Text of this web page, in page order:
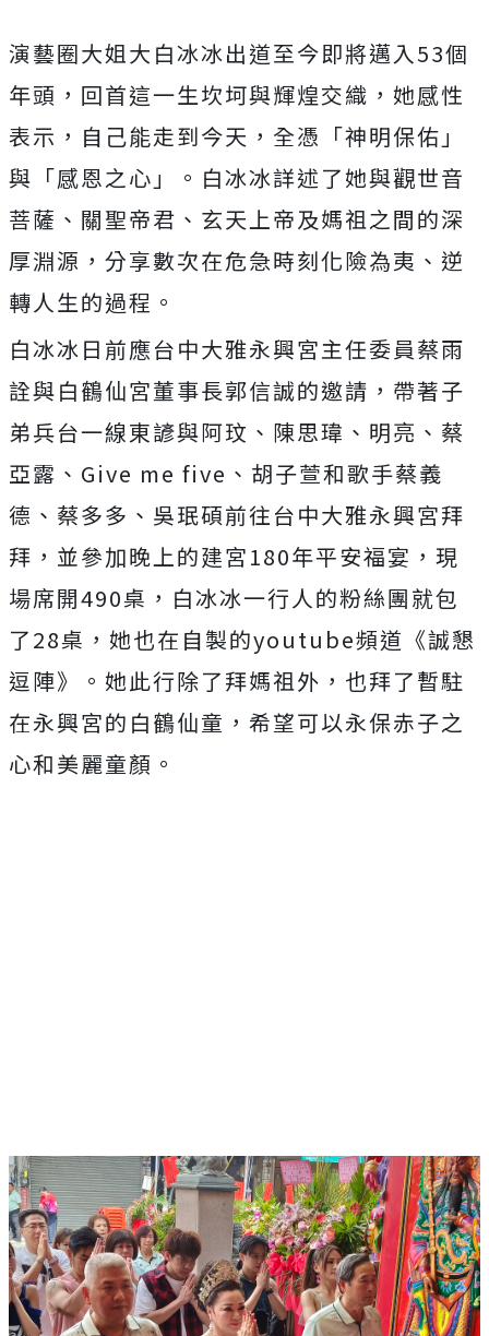
演藝圈大姐大白冰冰出道至今即將邁入53個
年頭，回首這一生坎坷與輝煌交織，她感性
表示，自己能走到今天，全憑「神明保佑」
與「感恩之心」。白冰冰詳述了她與觀世音
菩薩、關聖帝君、 玄天上帝及媽祖之間的深
厚淵源，分享數次在危急時刻化險為夷、 逆
轉人生的過程。
白冰冰日前應台中大雅永興宮主任委員蔡雨
詮與白鶴仙宮董事長郭信誠的邀請，帶著子
弟兵台一線東諺與阿玟、陳思瑋、明亮、蔡
亞露、 Give me five、胡子萱和歌手蔡義
德、蔡多多、吳珉碩前往台中大雅永興宮拜
拜，並參加晚上的建宮180年平安福宴，現
場席開490桌， 白冰冰一行人的粉絲團就包
了28桌，她也在自製的youtube頻道《誠懇
逗陣》。她此行除了拜媽祖外， 也拜了暫駐
在永興宮的白鶴仙童，希望可以永保赤子之
心和美麗童顏 。